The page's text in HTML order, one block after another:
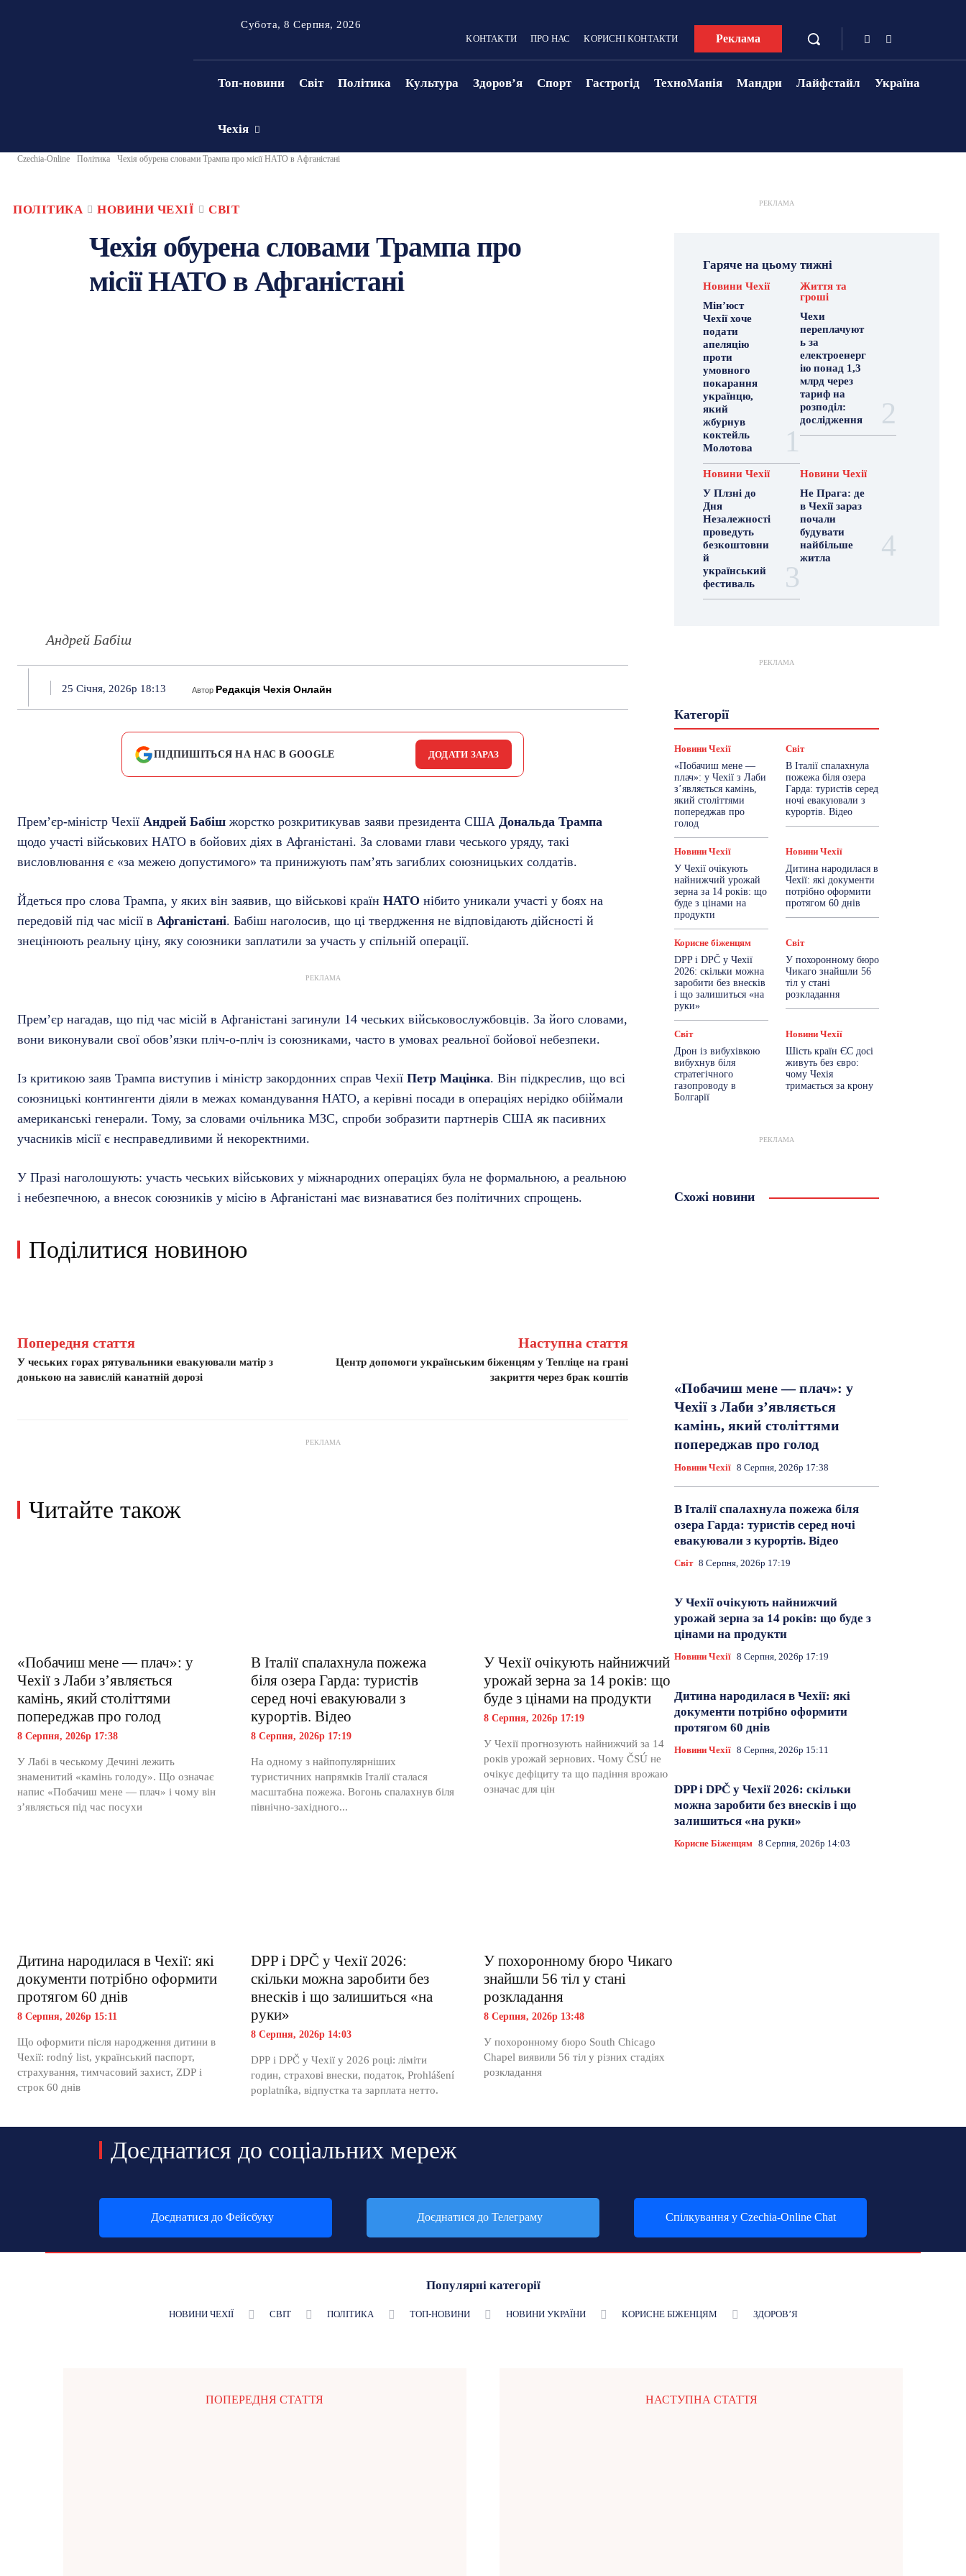
Субота, 8 Серпня, 2026
КОНТАКТИ ПРО НАС КОРИСНІ КОНТАКТИ Реклама
Топ-новини Світ Політика Культура Здоровʼя Спорт Гастрогід ТехноМанія Мандри Лайфстайл Україна
Чехія
Czechia-Online Політика Чехія обурена словами Трампа про місії НАТО в Афганістані
ПОЛІТИКА НОВИНИ ЧЕХІЇ СВІТ
Чехія обурена словами Трампа про
місії НАТО в Афганістані
Андрей Бабіш
25 Січня, 2026р 18:13 Автор Редакція Чехія Онлайн
ПІДПИШІТЬСЯ НА НАС В GOOGLE ДОДАТИ ЗАРАЗ
Прем’єр-міністр Чехії Андрей Бабіш жорстко розкритикував заяви президента США Дональда Трампа
щодо участі військових НАТО в бойових діях в Афганістані. За словами глави чеського уряду, такі
висловлювання є «за межею допустимого» та принижують пам’ять загиблих союзницьких солдатів.
Йдеться про слова Трампа, у яких він заявив, що військові країн НАТО нібито уникали участі у боях на
передовій під час місії в Афганістані. Бабіш наголосив, що ці твердження не відповідають дійсності й
знецінюють реальну ціну, яку союзники заплатили за участь у спільній операції.
РЕКЛАМА
Прем’єр нагадав, що під час місій в Афганістані загинули 14 чеських військовослужбовців. За його словами,
вони виконували свої обов’язки пліч-о-пліч із союзниками, часто в умовах реальної бойової небезпеки.
Із критикою заяв Трампа виступив і міністр закордонних справ Чехії Петр Мацінка. Він підкреслив, що всі
союзницькі контингенти діяли в межах командування НАТО, а керівні посади в операціях нерідко обіймали
американські генерали. Тому, за словами очільника МЗС, спроби зобразити партнерів США як пасивних
учасників місії є несправедливими й некоректними.
У Празі наголошують: участь чеських військових у міжнародних операціях була не формальною, а реальною
і небезпечною, а внесок союзників у місію в Афганістані має визнаватися без політичних спрощень.
Поділитися новиною
Попередня стаття
У чеських горах рятувальники евакуювали матір з
донькою на завислій канатній дорозі
Наступна стаття
Центр допомоги українським біженцям у Тепліце на грані
закриття через брак коштів
РЕКЛАМА
Читайте також
«Побачиш мене — плач»: у
Чехії з Лаби з’являється
камінь, який століттями
попереджав про голод
8 Серпня, 2026р 17:38
У Лабі в чеському Дечині лежить
знаменитий «камінь голоду». Що означає
напис «Побачиш мене — плач» і чому він
з’являється під час посухи
В Італії спалахнула пожежа
біля озера Гарда: туристів
серед ночі евакуювали з
курортів. Відео
8 Серпня, 2026р 17:19
На одному з найпопулярніших
туристичних напрямків Італії сталася
масштабна пожежа. Вогонь спалахнув біля
північно-західного...
У Чехії очікують найнижчий
урожай зерна за 14 років: що
буде з цінами на продукти
8 Серпня, 2026р 17:19
У Чехії прогнозують найнижчий за 14
років урожай зернових. Чому ČSÚ не
очікує дефіциту та що падіння врожаю
означає для цін
Дитина народилася в Чехії: які
документи потрібно оформити
протягом 60 днів
8 Серпня, 2026р 15:11
Що оформити після народження дитини в
Чехії: rodný list, український паспорт,
страхування, тимчасовий захист, ZDP і
строк 60 днів
DPP і DPČ у Чехії 2026:
скільки можна заробити без
внесків і що залишиться «на
руки»
8 Серпня, 2026р 14:03
DPP і DPČ у Чехії у 2026 році: ліміти
годин, страхові внески, податок, Prohlášení
poplatníka, відпустка та зарплата нетто.
У похоронному бюро Чикаго
знайшли 56 тіл у стані
розкладання
8 Серпня, 2026р 13:48
У похоронному бюро South Chicago
Chapel виявили 56 тіл у різних стадіях
розкладання
РЕКЛАМА
Гаряче на цьому тижні
Новини Чехії
Мін’юст
Чехії хоче
подати
апеляцію
проти
умовного
покарання
українцю,
який
жбурнув
коктейль
Молотова
Життя та
гроші
Чехи
переплачуют
ь за
електроенерг
ію понад 1,3
млрд через
тариф на
розподіл:
дослідження
Новини Чехії
У Плзні до
Дня
Незалежності
проведуть
безкоштовни
й
український
фестиваль
Новини Чехії
Не Прага: де
в Чехії зараз
почали
будувати
найбільше
житла
РЕКЛАМА
Категорії
Лайфстайл
Мандри
Новини України
Новини Чехії
Освіта
Політика
Поради
Робота
Сад та город
Світ
Спорт
ТехноМанія
Топ-новини
Фоторепортаж
Новини Чехії
«Побачиш мене —
плач»: у Чехії з Лаби
з’являється камінь,
який століттями
попереджав про
голод
Світ
В Італії спалахнула
пожежа біля озера
Гарда: туристів серед
ночі евакуювали з
курортів. Відео
Новини Чехії
У Чехії очікують
найнижчий урожай
зерна за 14 років: що
буде з цінами на
продукти
Новини Чехії
Дитина народилася в
Чехії: які документи
потрібно оформити
протягом 60 днів
Корисне біженцям
DPP і DPČ у Чехії
2026: скільки можна
заробити без внесків
і що залишиться «на
руки»
Світ
У похоронному бюро
Чикаго знайшли 56
тіл у стані
розкладання
Світ
Дрон із вибухівкою
вибухнув біля
стратегічного
газопроводу в
Болгарії
Новини Чехії
Шість країн ЄС досі
живуть без євро:
чому Чехія
тримається за крону
РЕКЛАМА
Схожі новини
«Побачиш мене — плач»: у
Чехії з Лаби з’являється
камінь, який століттями
попереджав про голод
Новини Чехії 8 Серпня, 2026р 17:38
В Італії спалахнула пожежа біля
озера Гарда: туристів серед ночі
евакуювали з курортів. Відео
Світ 8 Серпня, 2026р 17:19
У Чехії очікують найнижчий
урожай зерна за 14 років: що буде з
цінами на продукти
Новини Чехії 8 Серпня, 2026р 17:19
Дитина народилася в Чехії: які
документи потрібно оформити
протягом 60 днів
Новини Чехії 8 Серпня, 2026р 15:11
DPP і DPČ у Чехії 2026: скільки
можна заробити без внесків і що
залишиться «на руки»
Корисне Біженцям 8 Серпня, 2026р 14:03
Доєднатися до соціальних мереж
Доєднатися до Фейсбуку Доєднатися до Телеграму Спілкування у Czechia-Online Chat
Популярні категорії
НОВИНИ ЧЕХІЇ СВІТ ПОЛІТИКА ТОП-НОВИНИ НОВИНИ УКРАЇНИ КОРИСНЕ БІЖЕНЦЯМ ЗДОРОВʼЯ
ПОПЕРЕДНЯ СТАТТЯ НАСТУПНА СТАТТЯ